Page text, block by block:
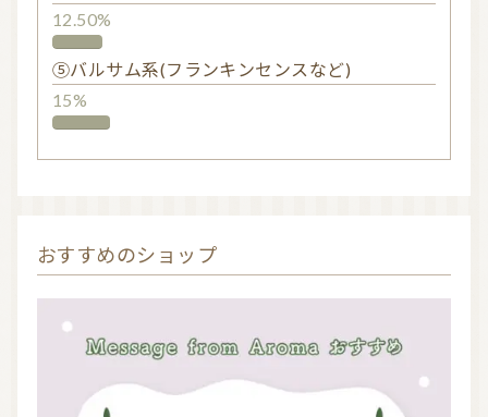
12.50%
⑤バルサム系(フランキンセンスなど)
15%
おすすめのショップ